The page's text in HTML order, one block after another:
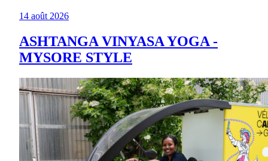
14 août 2026
ASHTANGA VINYASA YOGA -
MYSORE STYLE